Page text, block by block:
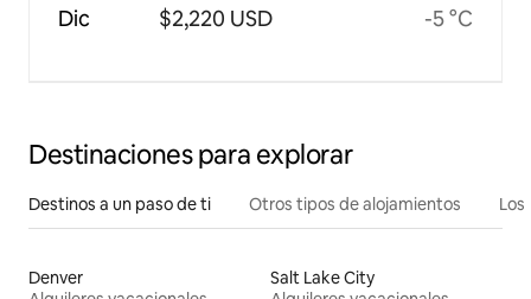
Dic $2,220 USD -5 °C
Destinaciones para explorar
Destinos a un paso de ti Otros tipos de alojamientos
Denver
Salt Lake City